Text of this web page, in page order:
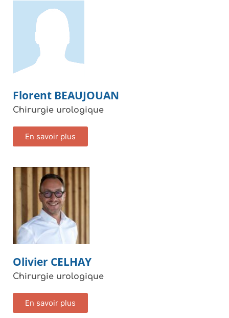
Florent BEAUJOUAN
Chirurgie urologique
En savoir plus
Olivier CELHAY
Chirurgie urologique
En savoir plus